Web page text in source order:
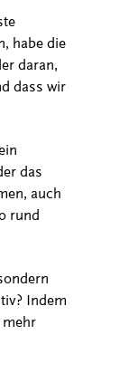
habe die
daran,
dass wir
das
auch
rund
Indem